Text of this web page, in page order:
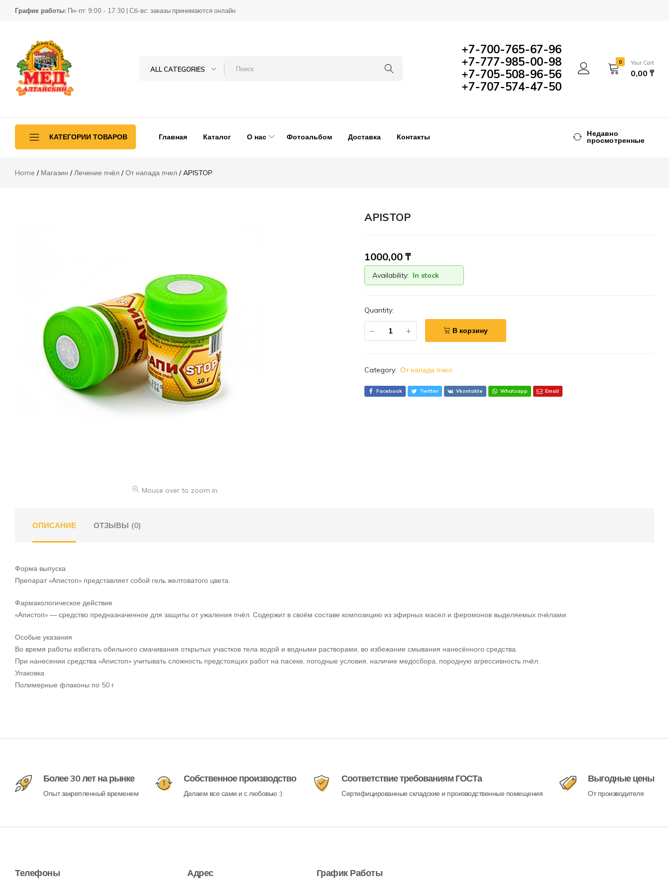
График работы: Пн-пт: 9:00 - 17:30 | Сб-вс: заказы принимаются онлайн
для
пчеловодства
Пасека
ALL CATEGORIES
+7-700-765-67-96
+7-777-985-00-98
+7-705-508-96-56
+7-707-574-47-50
0 Your Cart
0,00 ₸
КАТЕГОРИИ ТОВАРОВ
Работа с воском
Работа с рамками
Фасовка
Распечатка
Главная Каталог О нас Фотоальбом Доставка Контакты Недавно
просмотренные
Home Магазин Лечение пчёл От напада пчел APISTOP
Mouse over to zoom in
APISTOP
1000,00 ₸
Availability: In stock
Quantity:
В корзину
Category: От напада пчел
Facebook Twitter Vkontakte Whatsapp Email
ОПИСАНИЕ ОТЗЫВЫ (0)
Форма выпуска
Препарат «Апистоп» представляет собой гель желтоватого цвета.
Фармакологическое действие
«Апистоп» — средство предназначенное для защиты от ужаления пчёл. Содержит в своём составе композицию из эфирных масел и феромонов выделяемых пчёлами.
Особые указания
Во время работы избегать обильного смачивания открытых участков тела водой и водными растворами, во избежание смывания нанесённого средства.
При нанесении средства «Апистоп» учитывать сложность предстоящих работ на пасеке, погодные условия, наличие медосбора, породную агрессивность пчёл.
Упаковка
Полимерные флаконы по 50 г
Более 30 лет на рынке
Опыт закрепленный временем
Собственное производство
Делаем все сами и с любовью :)
Соответствие требованиям ГОСТа
Сертифицированные складские и производственные помещения
Выгодные цены
От производителя
Телефоны Адрес График Работы
APISTOP